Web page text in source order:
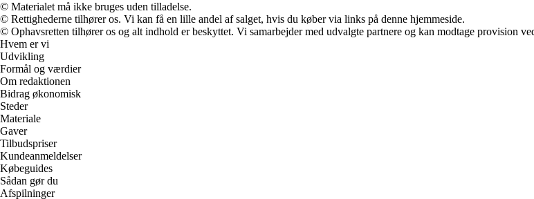
© Materialet må ikke bruges uden tilladelse.
© Rettighederne tilhører os. Vi kan få en lille andel af salget, hvis du køber via links på denne hjemmeside.
© Ophavsretten tilhører os og alt indhold er beskyttet. Vi samarbejder med udvalgte partnere og kan modtage provision
Hvem er vi
Udvikling
Formål og værdier
Om redaktionen
Bidrag økonomisk
Steder
Materiale
Gaver
Tilbudspriser
Kundeanmeldelser
Købeguides
Sådan gør du
Afspilninger